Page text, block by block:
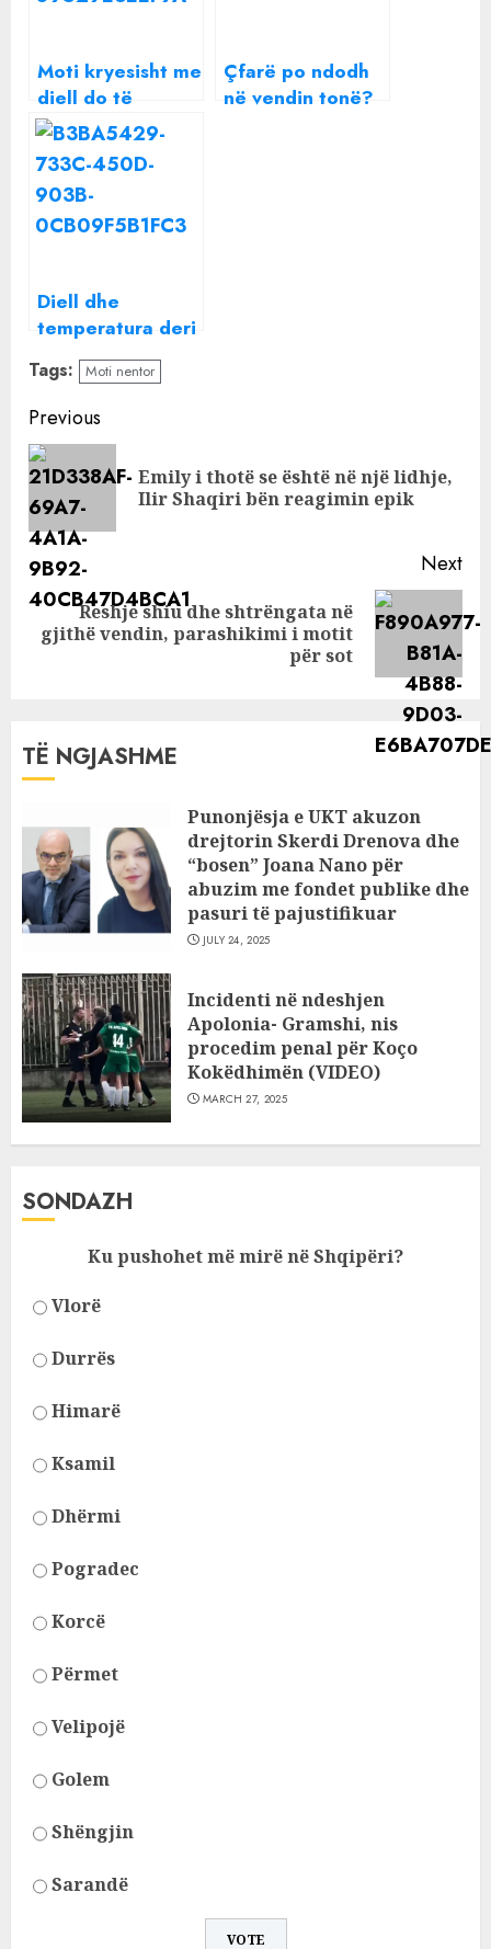
Moti kryesisht me
diell do të
mbizotërojë në
vendin tonë, ja
çfarë
parashikohet
Çfarë po ndodh
në vendin tonë?
Diell dhe
temperatura deri
në 28 gradë, si
parashikohet të
jetë moti sot
Tags: Moti nentor
Continue
Reading
Previous
Emily i thotë se është në një lidhje,
Ilir Shaqiri bën reagimin epik
Next
Next
Reshje shiu dhe shtrëngata në
gjithë vendin, parashikimi i motit
për sot
TË NGJASHME
Punonjësja e UKT akuzon
drejtorin Skerdi Drenova dhe
“bosen” Joana Nano për
abuzim me fondet publike dhe
pasuri të pajustifikuar
JULY 24, 2025
Incidenti në ndeshjen
Apolonia- Gramshi, nis
procedim penal për Koço
Kokëdhimën (VIDEO)
MARCH 27, 2025
SONDAZH
Ku pushohet më mirë në Shqipëri?
Vlorë
Durrës
Himarë
Ksamil
Dhërmi
Pogradec
Korcë
Përmet
Velipojë
Golem
Shëngjin
Sarandë